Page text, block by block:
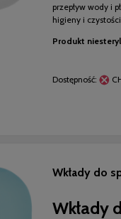
przepływ wody i
higieny i
Produkt
Dostępność:
Wkłady do
Wkłady